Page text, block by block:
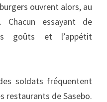
ouvrent alors, au
Chacun essayant de
goûts et l’appétit
soldats fréquentent
restaurants de Sasebo.